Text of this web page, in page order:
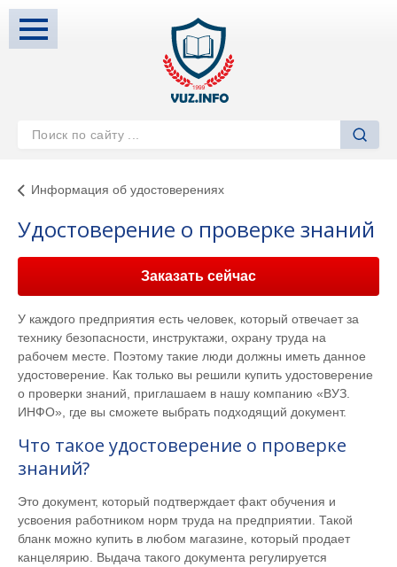
Информация об удостоверениях
Удостоверение о проверке знаний
Заказать сейчас
У каждого предприятия есть человек, который отвечает за
технику безопасности, инструктажи, охрану труда на
рабочем месте. Поэтому такие люди должны иметь данное
удостоверение. Как только вы решили купить удостоверение
о проверки знаний, приглашаем в нашу компанию «ВУЗ.
ИНФО», где вы сможете выбрать подходящий документ.
Что такое удостоверение о проверке
знаний?
Это документ, который подтверждает факт обучения и
усвоения работником норм труда на предприятии. Такой
бланк можно купить в любом магазине, который продает
канцелярию. Выдача такого документа регулируется